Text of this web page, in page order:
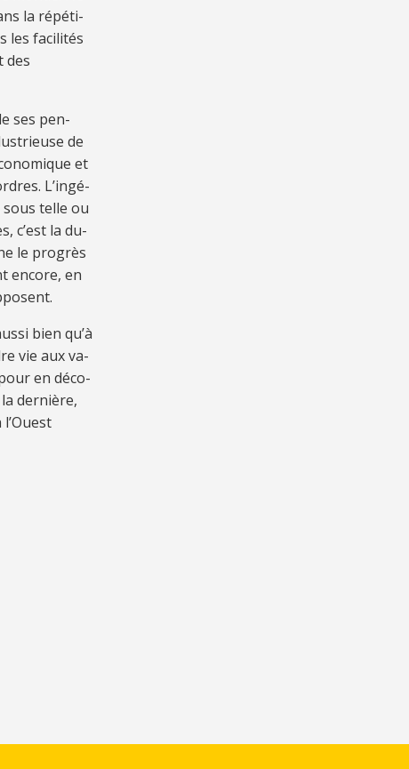
la ré­pé­ti­
les fa­ci­li­tés
des
ses pen­
de
et
L’in­gé­
telle ou
c’est la du­
le pro­grès
en­core, en
bien qu’à
vie aux va­
en dé­co­
der­nière,